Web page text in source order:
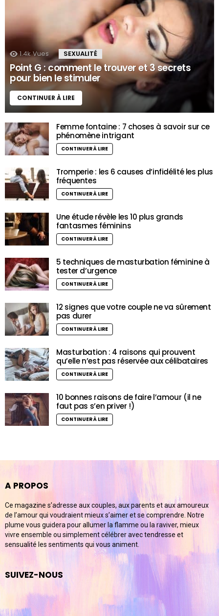
1.4k Vues SEXUALITÉ
Point G : comment le trouver et 3 secrets
pour bien le stimuler
CONTINUER À LIRE
Femme fontaine : 7 choses à savoir sur ce
phénomène intrigant
CONTINUER À LIRE
Tromperie : les 6 causes d’infidélité les plus
fréquentes
CONTINUER À LIRE
Une étude révèle les 10 plus grands
fantasmes féminins
CONTINUER À LIRE
5 techniques de masturbation féminine à
tester d’urgence
CONTINUER À LIRE
12 signes que votre couple ne va sûrement
pas durer
CONTINUER À LIRE
Masturbation : 4 raisons qui prouvent
qu’elle n’est pas réservée aux célibataires
CONTINUER À LIRE
10 bonnes raisons de faire l’amour (il ne
faut pas s’en priver !)
CONTINUER À LIRE
A PROPOS
Ce magazine s’adresse aux couples, aux parents et aux amoureux
de l’amour qui voudraient mieux s’aimer et se comprendre. Notre
plume vous guidera pour allumer la flamme ou la raviver, mieux
vivre ensemble ou simplement célébrer avec tendresse et
sensualité les sentiments qui vous animent.
SUIVEZ-NOUS